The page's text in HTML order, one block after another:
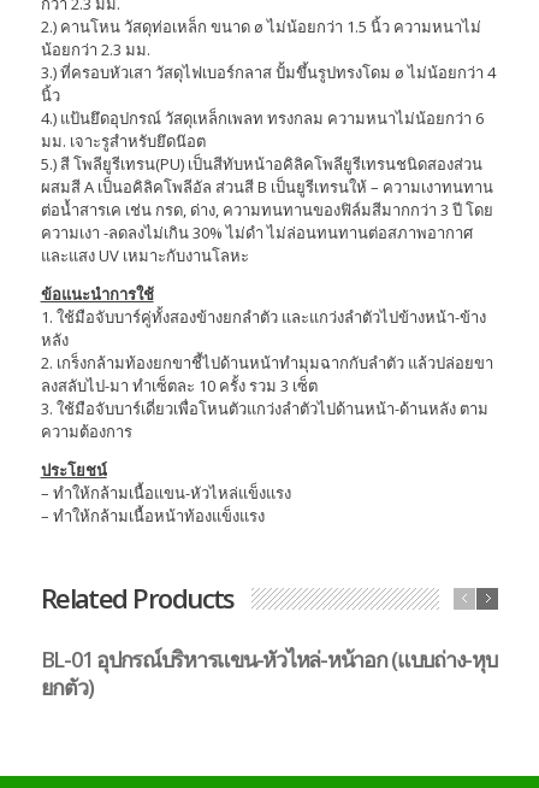
2.) คานโหน วัสดุท่อเหล็ก ขนาด ø ไม่น้อยกว่า 1.5 นิ้ว ความหนาไม่
น้อยกว่า 2.3 มม.
3.) ที่ครอบหัวเสา วัสดุไฟเบอร์กลาส ปั้มขึ้นรูปทรงโดม ø ไม่น้อยกว่า 4
นิ้ว
4.) แป้นยึดอุปกรณ์ วัสดุเหล็กเพลท ทรงกลม ความหนาไม่น้อยกว่า 6
มม. เจาะรูสำหรับยึดน๊อต
5.) สี โพลียูรีเทรน(PU) เป็นสีทับหน้าอคิลิคโพลียูรีเทรนชนิดสองส่วน
ผสมสี A เป็นอคิลิคโพลีอัล ส่วนสี B เป็นยูรีเทรนให้ – ความเงาทนทาน
ต่อน้ำสารเค เช่น กรด, ด่าง, ความทนทานของฟิล์มสีมากกว่า 3 ปี โดย
ความเงา -ลดลงไม่เกิน 30% ไม่ดำ ไม่ล่อนทนทานต่อสภาพอากาศ
และแสง UV เหมาะกับงานโลหะ
ข้อแนะนำการใช้
1. ใช้มือจับบาร์คู่ทั้งสองข้างยกลำตัว และแกว่งลำตัวไปข้างหน้า-ข้าง
หลัง
2. เกร็งกล้ามท้องยกขาชี้ไปด้านหน้าทำมุมฉากกับลำตัว แล้วปล่อยขา
ลงสลับไป-มา ทำเซ็ตละ 10 ครั้ง รวม 3 เซ็ต
3. ใช้มือจับบาร์เดี่ยวเพื่อโหนตัวแกว่งลำตัวไปด้านหน้า-ด้านหลัง ตาม
ความต้องการ
ประโยชน์
– ทำให้กล้ามเนื้อแขน-หัวไหล่แข็งแรง
– ทำให้กล้ามเนื้อหน้าท้องแข็งแรง
Related Products
BL-01 อุปกรณ์บริหารแขน-หัวไหล่-หน้าอก (แบบถ่าง-หุบ
ยกตัว)